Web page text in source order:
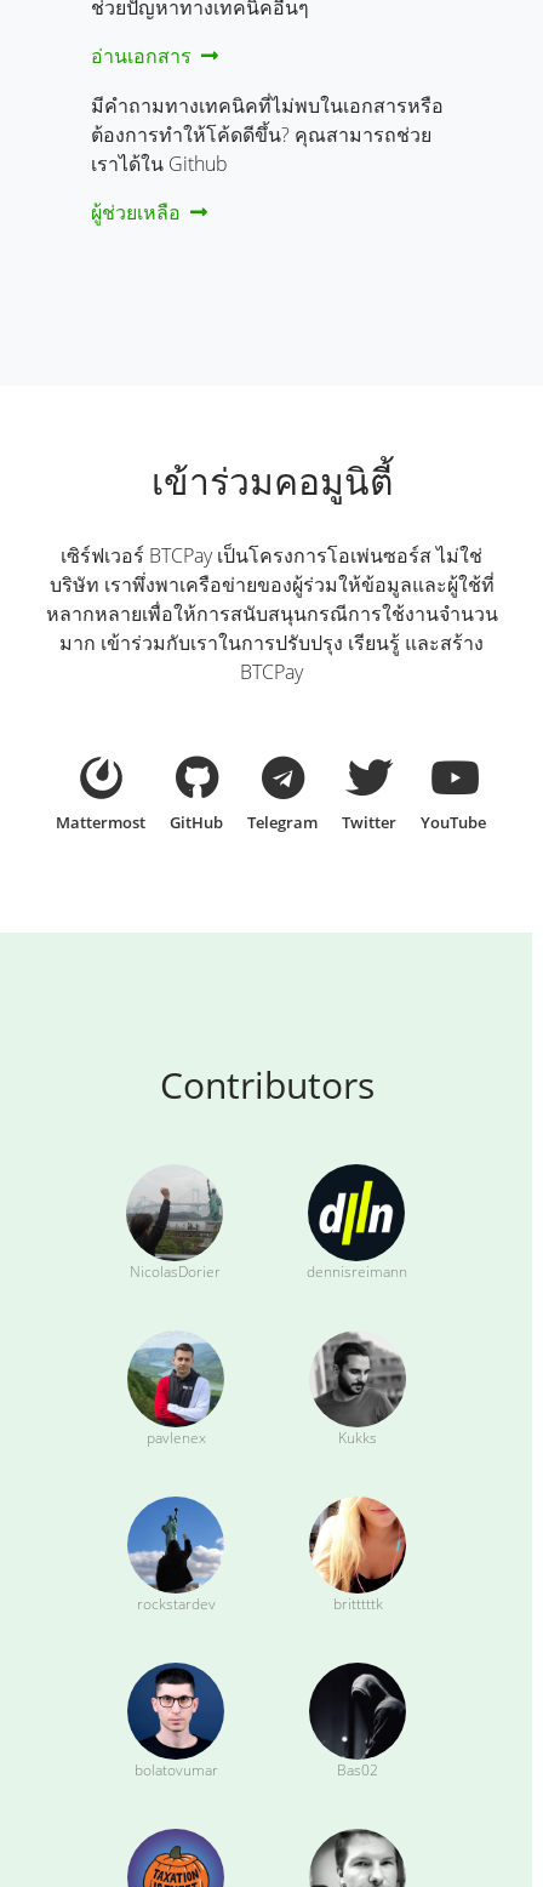
ช่วยปัญหาทางเทคนิคอื่นๆ
อ่านเอกสาร
มีคำถามทางเทคนิคที่ไม่พบในเอกสารหรือ
ต้องการทำให้โค้ดดีขึ้น? คุณสามารถช่วย
เราได้ใน Github
ผู้ช่วยเหลือ
เข้าร่วมคอมูนิตี้
เซิร์ฟเวอร์ BTCPay เป็นโครงการโอเพ่นซอร์ส ไม่ใช่
บริษัท เราพึ่งพาเครือข่ายของผู้ร่วมให้ข้อมูลและผู้ใช้ที่
หลากหลายเพื่อให้การสนับสนุนกรณีการใช้งานจำนวน
มาก เข้าร่วมกับเราในการปรับปรุง เรียนรู้ และสร้าง
BTCPay
Mattermost GitHub Telegram Twitter YouTube
Contributors
NicolasDorier dennisreimann
pavlenex Kukks
rockstardev britttttk
bolatovumar Bas02